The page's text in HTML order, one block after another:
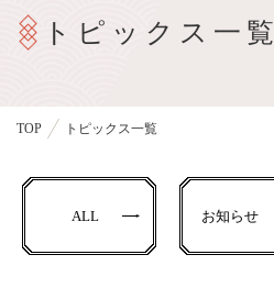
トピックス一覧
TOP トピックス一覧
ALL お知らせ